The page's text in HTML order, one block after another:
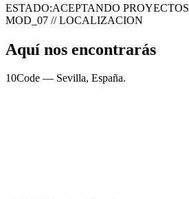
ESTADO:ACEPTANDO PROYECTOS
MOD_07 // LOCALIZACION
Aquí nos encontrarás
10Code — Sevilla, España.